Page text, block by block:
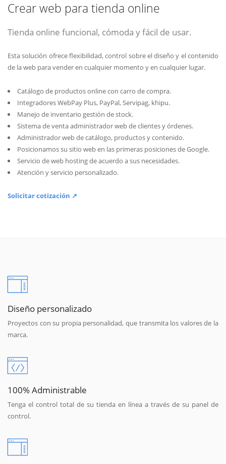
Crear web para tienda online
Tienda online funcional, cómoda y fácil de usar.
Esta solución ofrece flexibilidad, control sobre el diseño y el contenido
de la web para vender en cualquier momento y en cualquier lugar.
Catálogo de productos online con carro de compra.
Integradores WebPay Plus, PayPal, Servipag, khipu.
Manejo de inventario gestión de stock.
Sistema de venta administrador web de clientes y órdenes.
Administrador web de catálogo, productos y contenido.
Posicionamos su sitio web en las primeras posiciones de Google.
Servicio de web hosting de acuerdo a sus necesidades.
Atención y servicio personalizado.
Solicitar cotización ↗
Diseño personalizado
Proyectos con su propia personalidad, que transmita los valores de la
marca.
100% Administrable
Tenga el control total de su tienda en línea a través de su panel de
control.